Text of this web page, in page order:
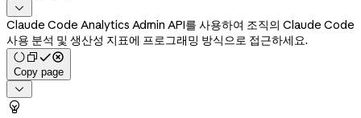

Claude Code Analytics Admin API를 사용하여 조직의 Claude Code
사용 분석 및 생산성 지표에 프로그래밍 방식으로 접근하세요.
Copy page

